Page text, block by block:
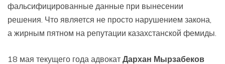
фальсифицированные данные при вынесении
решения. Что является не просто нарушением закона,
а жирным пятном на репутации казахстанской фемиды.
18 мая текущего года адвокат Дархан Мырзабеков